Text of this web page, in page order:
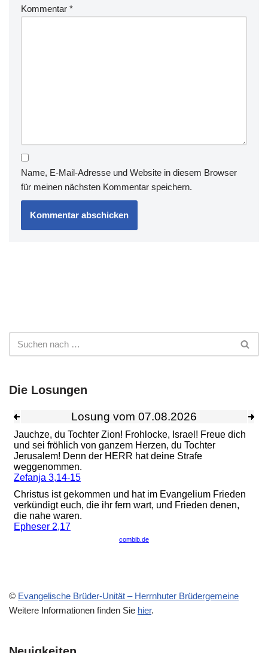
Kommentar *
Name, E-Mail-Adresse und Website in diesem Browser
für meinen nächsten Kommentar speichern.
Die Losungen
© Evangelische Brüder-Unität – Herrnhuter Brüdergemeine
Weitere Informationen finden Sie hier.